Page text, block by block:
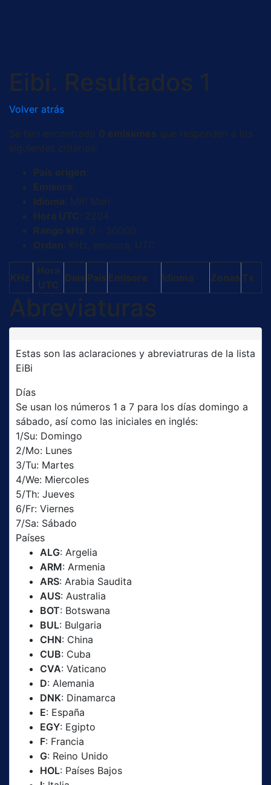
Eibi. Resultados 1
Volver atrás
Se han encontrado 0 emisiones que responden a los
siguientes criterios:
País origen:
Emisora:
Idioma: MRI Mari
Hora UTC: 2204
Rango kHz: 0 - 30000
Orden: KHz, emisora, UTC
KHz
Hora
UTC
Días País Emisora Idioma Zonas Tx
Abreviaturas
Estas son las aclaraciones y abreviatruras de la lista
EiBi
Días
Se usan los números 1 a 7 para los días domingo a
sábado, así como las iniciales en inglés:
1/Su: Domingo
2/Mo: Lunes
3/Tu: Martes
4/We: Miercoles
5/Th: Jueves
6/Fr: Viernes
7/Sa: Sábado
Países
ALG: Argelia
ARM: Armenia
ARS: Arabia Saudita
AUS: Australia
BOT: Botswana
BUL: Bulgaria
CHN: China
CUB: Cuba
CVA: Vaticano
D: Alemania
DNK: Dinamarca
E: España
EGY: Egipto
F: Francia
G: Reino Unido
HOL: Países Bajos